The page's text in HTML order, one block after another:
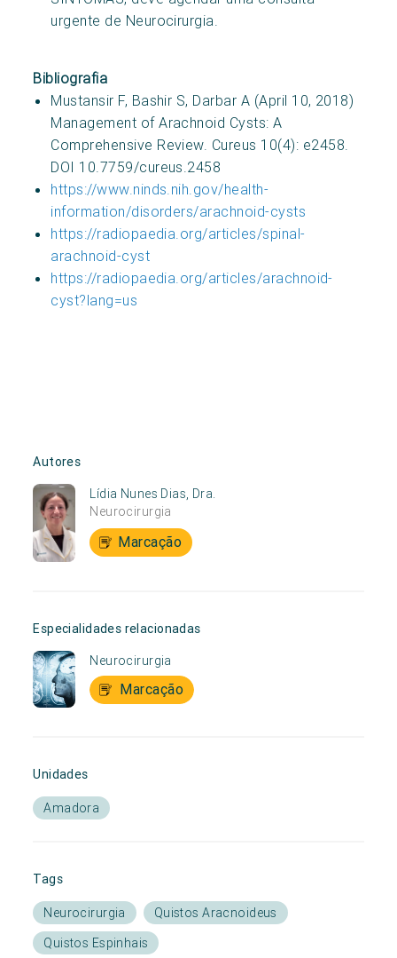
urgente de Neurocirurgia.
Bibliografia
Mustansir F, Bashir S, Darbar A (April 10, 2018)
Management of Arachnoid Cysts: A
Comprehensive Review. Cureus 10(4): e2458.
DOI 10.7759/cureus.2458
https://www.ninds.nih.gov/health-
information/disorders/arachnoid-cysts
https://radiopaedia.org/articles/spinal-
arachnoid-cyst
https://radiopaedia.org/articles/arachnoid-
cyst?lang=us
Autores
Lídia Nunes Dias, Dra.
Neurocirurgia
Marcação
Especialidades relacionadas
Neurocirurgia
Marcação
Unidades
Amadora
Tags
Neurocirurgia
Quistos Aracnoideus
Quistos Espinhais